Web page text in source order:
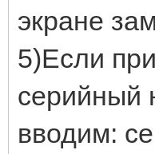
экране
5)Если
серийный
вводим: